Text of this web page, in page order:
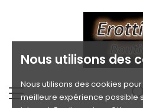
Nous utilisons des
Nous utilisons des cookies
meilleure expérience possible